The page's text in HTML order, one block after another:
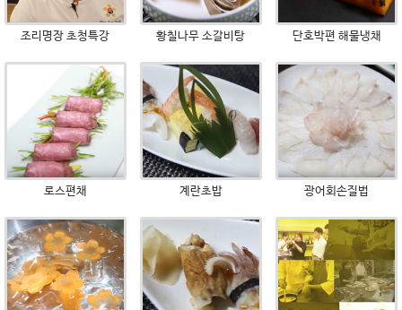
조리명장 초청특강 황칠나무 소갈비탕 단호박편 해물냉채
로스편채 계란초밥 광어회손질법